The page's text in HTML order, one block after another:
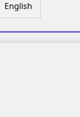
English